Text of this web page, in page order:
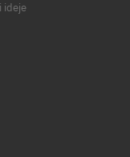
ideje